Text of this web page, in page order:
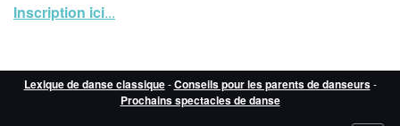
Inscription ici...
Lexique de danse classique-Conseils pour les parents de danseurs-
Prochains spectacles de danse